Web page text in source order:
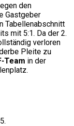
den
Gastgeber
Tabellenabschnitt
mit 5:1. Da der 2.
verloren
Pleite zu
Team in der